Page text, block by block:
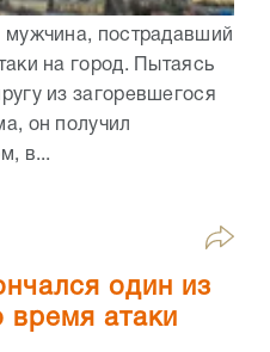
мужчина, пострадавший
на город. Пытаясь
из загоревшегося
он получил
в...
один из
время атаки